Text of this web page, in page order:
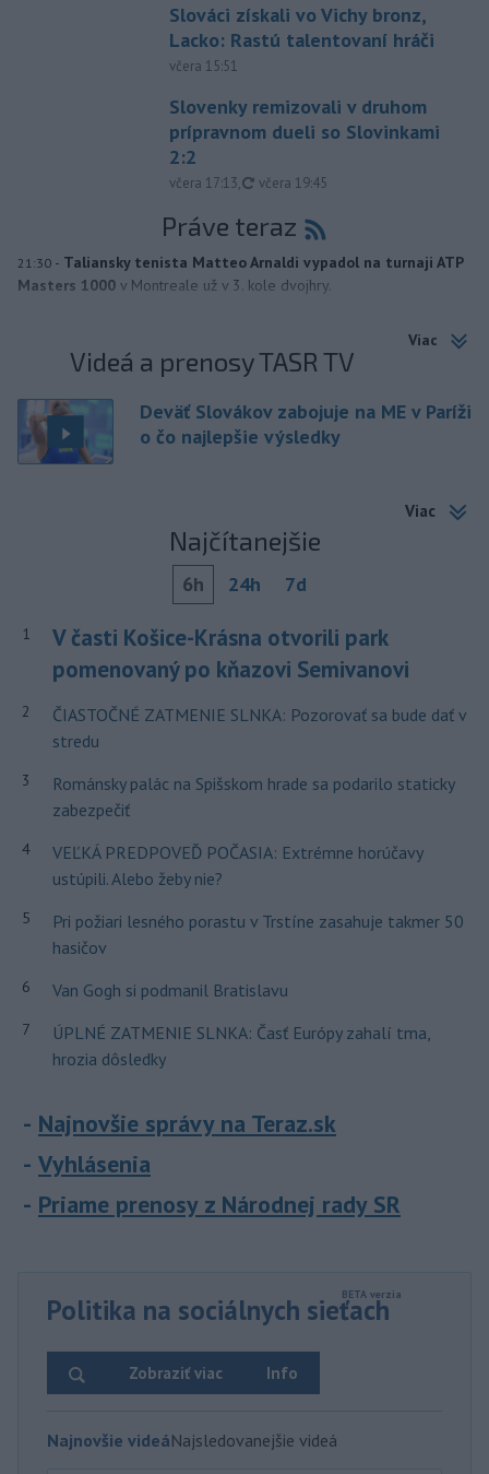
Slováci získali vo Vichy bronz,
Lacko: Rastú talentovaní hráči
včera 15:51
Slovenky remizovali v druhom
prípravnom dueli so Slovinkami
2:2
včera 17:13, aktualizované
včera 19:45
Práve teraz
21:30 - Taliansky tenista Matteo Arnaldi vypadol na turnaji ATP
Masters 1000 v Montreale už v 3. kole dvojhry.
Viac
Videá a prenosy TASR TV
Deväť Slovákov zabojuje na ME v Paríži
o čo najlepšie výsledky
Viac
Najčítanejšie
6h 24h 7d
1
V časti Košice-Krásna otvorili park
pomenovaný po kňazovi Semivanovi
2
ČIASTOČNÉ ZATMENIE SLNKA: Pozorovať sa bude dať v
stredu
3
Románsky palác na Spišskom hrade sa podarilo staticky
zabezpečiť
4
VEĽKÁ PREDPOVEĎ POČASIA: Extrémne horúčavy
ustúpili. Alebo žeby nie?
5
Pri požiari lesného porastu v Trstíne zasahuje takmer 50
hasičov
6 Van Gogh si podmanil Bratislavu
7
ÚPLNÉ ZATMENIE SLNKA: Časť Európy zahalí tma,
hrozia dôsledky
Najnovšie správy na Teraz.sk
Vyhlásenia
Priame prenosy z Národnej rady SR
Politika na sociálnych sieťach
Info
Zobraziť viac
Najnovšie videáNajsledovanejšie videá